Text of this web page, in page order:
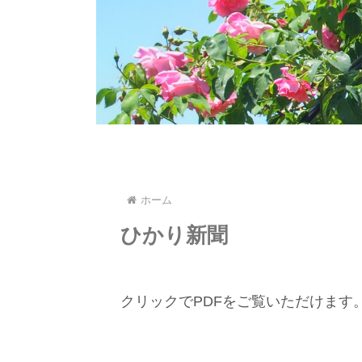
ホーム
ひかり新聞
クリックでPDFをご覧いただけます